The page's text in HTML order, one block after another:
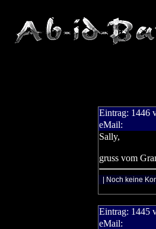
Eintrag: 1446
eMail:
Sally,
gruss vom
| Noch keine
Eintrag: 1445
eMail: